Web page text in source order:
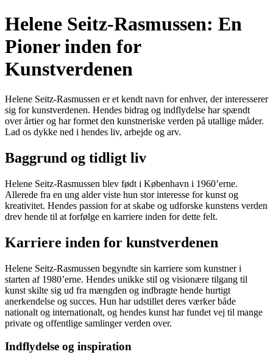
Helene Seitz-Rasmussen: En
Pioner inden for
Kunstverdenen
Helene Seitz-Rasmussen er et kendt navn for enhver, der interesserer
sig for kunstverdenen. Hendes bidrag og indflydelse har spændt
over årtier og har formet den kunstneriske verden på utallige måder.
Lad os dykke ned i hendes liv, arbejde og arv.
Baggrund og tidligt liv
Helene Seitz-Rasmussen blev født i København i 1960’erne.
Allerede fra en ung alder viste hun stor interesse for kunst og
kreativitet. Hendes passion for at skabe og udforske kunstens verden
drev hende til at forfølge en karriere inden for dette felt.
Karriere inden for kunstverdenen
Helene Seitz-Rasmussen begyndte sin karriere som kunstner i
starten af 1980’erne. Hendes unikke stil og visionære tilgang til
kunst skilte sig ud fra mængden og indbragte hende hurtigt
anerkendelse og succes. Hun har udstillet deres værker både
nationalt og internationalt, og hendes kunst har fundet vej til mange
private og offentlige samlinger verden over.
Indflydelse og inspiration